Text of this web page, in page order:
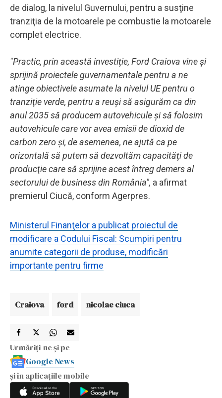
de dialog, la nivelul Guvernului, pentru a susţine
tranziţia de la motoarele pe combustie la motoarele
complet electrice.
"Practic, prin această investiţie, Ford Craiova vine şi
sprijină proiectele guvernamentale pentru a ne
atinge obiectivele asumate la nivelul UE pentru o
tranziţie verde, pentru a reuşi să asigurăm ca din
anul 2035 să producem autovehicule şi să folosim
autovehicule care vor avea emisii de dioxid de
carbon zero şi, de asemenea, ne ajută ca pe
orizontală să putem să dezvoltăm capacităţi de
producţie care să sprijine acest întreg demers al
sectorului de business din România", a afirmat
premierul Ciucă, conform Agerpres.
Ministerul Finanţelor a publicat proiectul de
modificare a Codului Fiscal: Scumpiri pentru
anumite categorii de produse, modificări
importante pentru firme
Craiova ford nicolae ciuca
Urmăriți-ne și pe
Google News
și în aplicațiile mobile